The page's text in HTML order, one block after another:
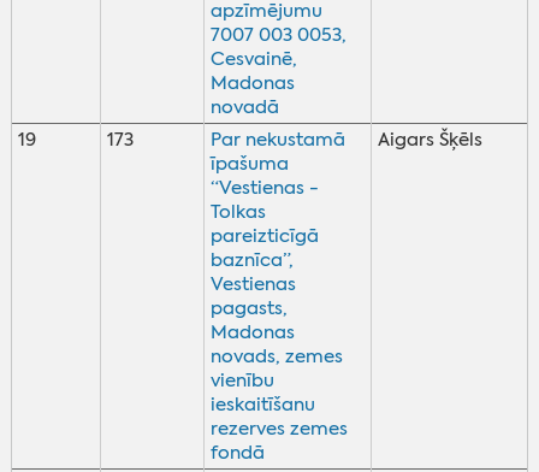
apzīmējumu
7007 003 0053,
Cesvainē,
Madonas
novadā
19 173
Par nekustamā
īpašuma
“Vestienas -
Tolkas
pareizticīgā
baznīca”,
Vestienas
pagasts,
Madonas
novads, zemes
vienību
ieskaitīšanu
rezerves zemes
fondā
Aigars Šķēls